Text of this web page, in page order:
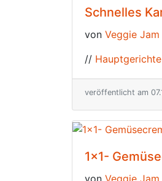
Schnelles
von Veggie Jam
// Hauptgerichte
veröffentlicht am
1×1-